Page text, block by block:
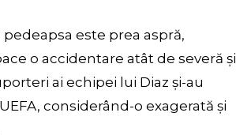
este prea aspră,
o accidentare atât de severă și
ai echipei lui Diaz și-au
considerând-o exagerată și